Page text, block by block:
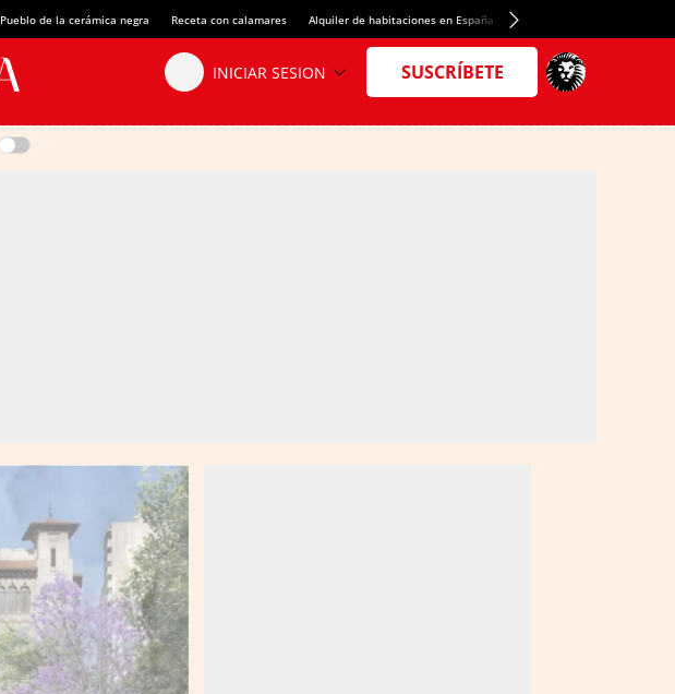
Pueblo de la cerámica negra Receta con calamares Alquiler de habitaciones en España Crédito del Spotify Camp Nou